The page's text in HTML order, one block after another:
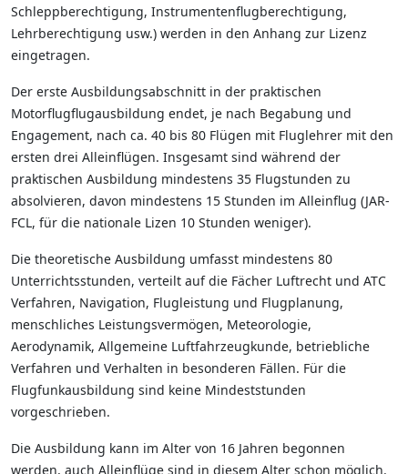
Schleppberechtigung, Instrumentenflugberechtigung,
Lehrberechtigung usw.) werden in den Anhang zur Lizenz
eingetragen.
Der erste Ausbildungsabschnitt in der praktischen
Motorflugflugausbildung endet, je nach Begabung und
Engagement, nach ca. 40 bis 80 Flügen mit Fluglehrer mit den
ersten drei Alleinflügen. Insgesamt sind während der
praktischen Ausbildung mindestens 35 Flugstunden zu
absolvieren, davon mindestens 15 Stunden im Alleinflug (JAR-
FCL, für die nationale Lizen 10 Stunden weniger).
Die theoretische Ausbildung umfasst mindestens 80
Unterrichtsstunden, verteilt auf die Fächer Luftrecht und ATC
Verfahren, Navigation, Flugleistung und Flugplanung,
menschliches Leistungsvermögen, Meteorologie,
Aerodynamik, Allgemeine Luftfahrzeugkunde, betriebliche
Verfahren und Verhalten in besonderen Fällen. Für die
Flugfunkausbildung sind keine Mindeststunden
vorgeschrieben.
Die Ausbildung kann im Alter von 16 Jahren begonnen
werden, auch Alleinflüge sind in diesem Alter schon möglich.